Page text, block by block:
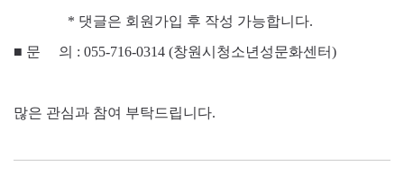
* 댓글은 회원가입 후 작성 가능합니다.
■ 문 의 : 055-716-0314 (창원시청소년성문화센터)
많은 관심과 참여 부탁드립니다.